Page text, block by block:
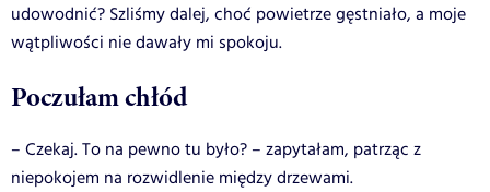
udowodnić? Szliśmy dalej, choć powietrze gęstniało, a moje
wątpliwości nie dawały mi spokoju.
Poczułam chłód
– Czekaj. To na pewno tu było? – zapytałam, patrząc z
niepokojem na rozwidlenie między drzewami.